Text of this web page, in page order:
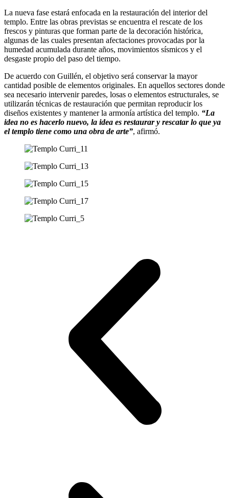
La nueva fase estará enfocada en la restauración del interior del
templo. Entre las obras previstas se encuentra el rescate de los
frescos y pinturas que forman parte de la decoración histórica,
algunas de las cuales presentan afectaciones provocadas por la
humedad acumulada durante años, movimientos sísmicos y el
desgaste propio del paso del tiempo.
De acuerdo con Guillén, el objetivo será conservar la mayor
cantidad posible de elementos originales. En aquellos sectores donde
sea necesario intervenir paredes, losas o elementos estructurales, se
utilizarán técnicas de restauración que permitan reproducir los
diseños existentes y mantener la armonía artística del templo. “La
idea no es hacerlo nuevo, la idea es restaurar y rescatar lo que ya
el templo tiene como una obra de arte”, afirmó.